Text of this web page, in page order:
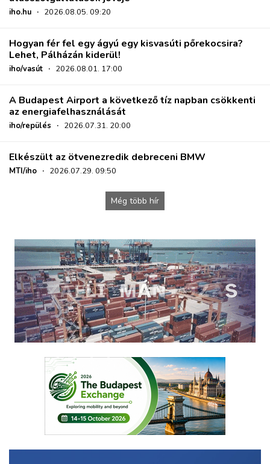
iho.hu · 2026.08.05. 09:20
Hogyan fér fel egy ágyú egy kisvasúti pőrekocsira?
Lehet, Pálházán kiderül!
iho/vasút · 2026.08.01. 17:00
A Budapest Airport a következő tíz napban csökkenti
az energiafelhasználását
iho/repülés · 2026.07.31. 20:00
Elkészült az ötvenezredik debreceni BMW
MTI/iho · 2026.07.29. 09:50
Még több hír